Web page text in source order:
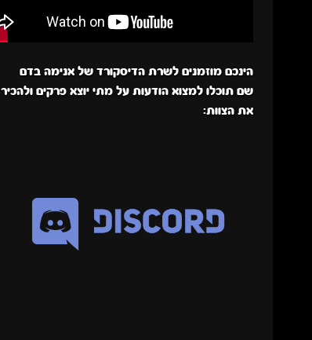
הינכם מוזמנים לשרת הדיסקורד של אנימה בדם
שם תוכלו למצוא הודעות על מתי יוצא פרקים ולהכיר
את הצוות: